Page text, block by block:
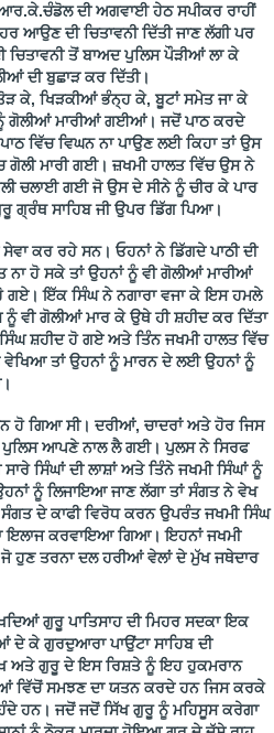
ਦੀ ਅਗਵਾਈ ਹੇਠ ਸਪੀਕਰ ਰਾਹੀਂ
ਆਉਣ ਦੀ ਚਿਤਾਵਨੀ ਦਿੱਤੀ ਜਾਣ ਲੱਗੀ ਪਰ
ਤੋਂ ਬਾਅਦ ਪੁਲਿਸ ਪੌੜੀਆਂ ਲਾ ਕੇ
ਦੀ ਬੁਛਾੜ ਕਰ ਦਿੱਤੀ।
ਕੇ, ਖਿੜਕੀਆਂ ਭੰਨ੍ਹ ਕੇ, ਬੂਟਾਂ ਸਮੇਤ ਜਾ ਕੇ
ਨੂੰ ਗੋਲੀਆਂ ਮਾਰੀਆਂ ਗਈਆਂ। ਜਦੋਂ ਪਾਠ ਕਰਦੇ
ਵਿੱਚ ਵਿਘਨ ਨਾ ਪਾਉਣ ਲਈ ਕਿਹਾ ਤਾਂ ਉਸ
ਗੋਲੀ ਮਾਰੀ ਗਈ। ਜ਼ਖਮੀ ਹਾਲਤ ਵਿੱਚ ਉਸ ਨੇ
ਚਲਾਈ ਗਈ ਜੋ ਉਸ ਦੇ ਸੀਨੇ ਨੂੰ ਚੀਰ ਕੇ ਪਾਰ
ਗ੍ਰੰਥ ਸਾਹਿਬ ਜੀ ਉਪਰ ਡਿੱਗ ਪਿਆ।
ਸੇਵਾ ਕਰ ਰਹੇ ਸਨ। ਓਹਨਾਂ ਨੇ ਡਿੱਗਦੇ ਪਾਠੀ ਦੀ
ਨਾ ਹੋ ਸਕੇ ਤਾਂ ਉਹਨਾਂ ਨੂੰ ਵੀ ਗੋਲੀਆਂ ਮਾਰੀਆਂ
ਇੱਕ ਸਿੰਘ ਨੇ ਨਗਾਰਾ ਵਜਾ ਕੇ ਇਸ ਹਮਲੇ
ਨੂੰ ਵੀ ਗੋਲੀਆਂ ਮਾਰ ਕੇ ਉਥੇ ਹੀ ਸ਼ਹੀਦ ਕਰ ਦਿੱਤਾ
ਸ਼ਹੀਦ ਹੋ ਗਏ ਅਤੇ ਤਿੰਨ ਜਖਮੀ ਹਾਲਤ ਵਿੱਚ
ਤਾਂ ਉਹਨਾਂ ਨੂੰ ਮਾਰਨ ਦੇ ਲਈ ਉਹਨਾਂ ਨੂੰ
ਹੋ ਗਿਆ ਸੀ। ਦਰੀਆਂ, ਚਾਦਰਾਂ ਅਤੇ ਹੋਰ ਜਿਸ
ਪੁਲਿਸ ਆਪਣੇ ਨਾਲ ਲੈ ਗਈ। ਪੁਲਸ ਨੇ ਸਿਰਫ
ਸਿੰਘਾਂ ਦੀ ਲਾਸ਼ਾਂ ਅਤੇ ਤਿੰਨੇ ਜਖਮੀ ਸਿੰਘਾਂ ਨੂੰ
ਨੂੰ ਲਿਜਾਇਆ ਜਾਣ ਲੱਗਾ ਤਾਂ ਸੰਗਤ ਨੇ ਵੇਖ
ਦੇ ਕਾਫੀ ਵਿਰੋਧ ਕਰਨ ਉਪਰੰਤ ਜਖਮੀ ਸਿੰਘ
ਇਲਾਜ ਕਰਵਾਇਆ ਗਿਆ। ਇਹਨਾਂ ਜਖਮੀ
ਜੋ ਹੁਣ ਤਰਨਾ ਦਲ ਹਰੀਆਂ ਵੇਲਾਂ ਦੇ ਮੁੱਖ ਜਥੇਦਾਰ
ਗੁਰੂ ਪਾਤਿਸਾਹ ਦੀ ਮਿਹਰ ਸਦਕਾ ਇਕ
ਦੇ ਕੇ ਗੁਰਦੁਆਰਾ ਪਾਉਂਟਾ ਸਾਹਿਬ ਦੀ
ਅਤੇ ਗੁਰੂ ਦੇ ਇਸ ਰਿਸ਼ਤੇ ਨੂੰ ਇਹ ਹੁਕਮਰਾਨ
ਵਿੱਚੋਂ ਸਮਝਣ ਦਾ ਯਤਨ ਕਰਦੇ ਹਨ ਜਿਸ ਕਰਕੇ
ਹਨ। ਜਦੋਂ ਜਦੋਂ ਸਿੱਖ ਗੁਰੂ ਨੂੰ ਮਹਿਸੂਸ ਕਰੇਗਾ